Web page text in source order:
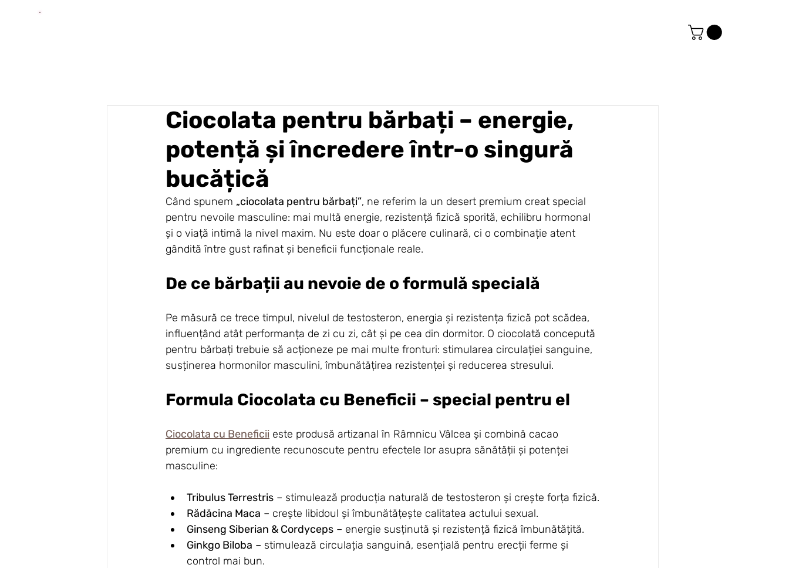
Ciocolata pentru bărbați – energie,
potență și încredere într-o singură
bucățică
Când spunem „ciocolata pentru bărbați”, ne referim la un desert premium creat special
pentru nevoile masculine: mai multă energie, rezistență fizică sporită, echilibru hormonal
și o viață intimă la nivel maxim. Nu este doar o plăcere culinară, ci o combinație atent
gândită între gust rafinat și beneficii funcționale reale.
De ce bărbații au nevoie de o formulă specială
Pe măsură ce trece timpul, nivelul de testosteron, energia și rezistența fizică pot scădea,
influențând atât performanța de zi cu zi, cât și pe cea din dormitor. O ciocolată concepută
pentru bărbați trebuie să acționeze pe mai multe fronturi: stimularea circulației sanguine,
susținerea hormonilor masculini, îmbunătățirea rezistenței și reducerea stresului.
Formula Ciocolata cu Beneficii – special pentru el
Ciocolata cu Beneficii este produsă artizanal în Râmnicu Vâlcea și combină cacao
premium cu ingrediente recunoscute pentru efectele lor asupra sănătății și potenței
masculine:
Tribulus Terrestris – stimulează producția naturală de testosteron și crește forța fizică.
Rădăcina Maca – crește libidoul și îmbunătățește calitatea actului sexual.
Ginseng Siberian & Cordyceps – energie susținută și rezistență fizică îmbunătățită.
Ginkgo Biloba – stimulează circulația sanguină, esențială pentru erecții ferme și
control mai bun.